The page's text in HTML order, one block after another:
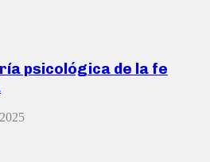
psicológica de la fe